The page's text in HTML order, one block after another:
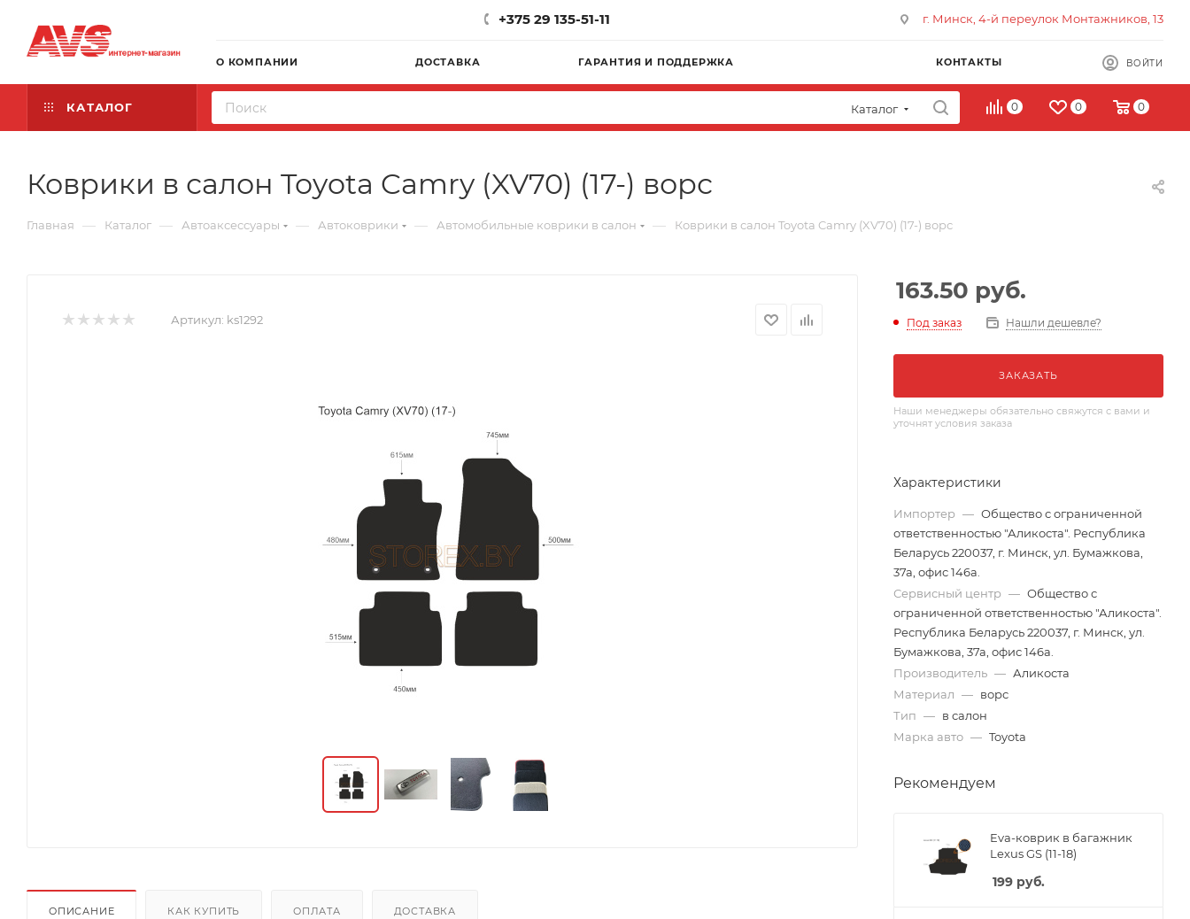
+375 29 135-51-11 г. Минск, 4-й переулок Монтажников, 13
О КОМПАНИИ ДОСТАВКА ГАРАНТИЯ И ПОДДЕРЖКА КОНТАКТЫ ВОЙТИ
КАТАЛОГ Каталог 0 0 0
Коврики в салон Toyota Camry (XV70) (17-) ворс
Главная — Каталог — Автоаксессуары — Автоковрики — Автомобильные коврики в салон — Коврики в салон Toyota Camry (XV70) (17-) ворс
Артикул: ks1292
ОПИСАНИЕ КАК КУПИТЬ ОПЛАТА ДОСТАВКА
163.50 руб.
Под заказ Нашли дешевле?
ЗАКАЗАТЬ
Наши менеджеры обязательно свяжутся с вами и
уточнят условия заказа
Характеристики
Импортер — Общество с ограниченной
ответственностью "Аликоста". Республика
Беларусь 220037, г. Минск, ул. Бумажкова,
37а, офис 146а.
Сервисный центр — Общество с
ограниченной ответственностью "Аликоста".
Республика Беларусь 220037, г. Минск, ул.
Бумажкова, 37а, офис 146а.
Производитель — Аликоста
Материал — ворс
Тип — в салон
Марка авто — Toyota
Рекомендуем
Eva-коврик в багажник
Lexus GS (11-18)
199 руб.